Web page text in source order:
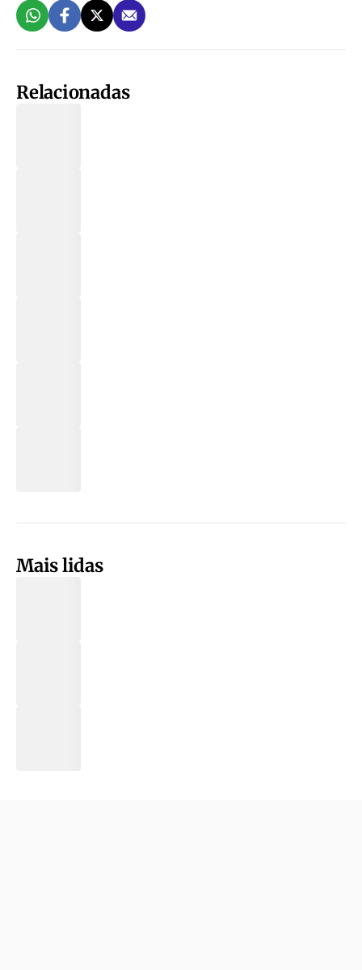
Relacionadas
Mais lidas